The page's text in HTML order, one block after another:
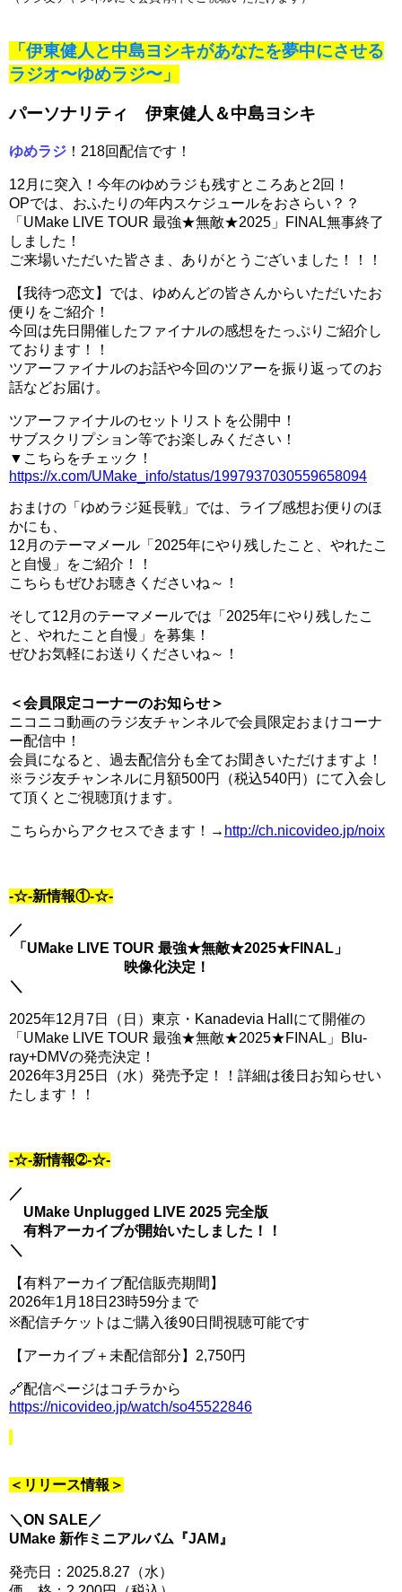
「伊東健人と中島ヨシキがあなたを夢中にさせる
ラジオ〜ゆめラジ〜」
パーソナリティ 伊東健人＆中島ヨシキ
ゆめラジ ！218回配信です！
12月に突入！今年のゆめラジも残すところあと2回！
OPでは、おふたりの年内スケジュールをおさらい？？
「UMake LIVE TOUR 最強★無敵★2025」FINAL無事終了
しました！
ご来場いただいた皆さま、ありがとうございました！！！
【我待つ恋文】では、ゆめんどの皆さんからいただいたお
便りをご紹介！
今回は先日開催したファイナルの感想をたっぷりご紹介し
ております！！
ツアーファイナルのお話や今回のツアーを振り返ってのお
話などお届け。
ツアーファイナルのセットリストを公開中！
サブスクリプション等でお楽しみください！
▼こちらをチェック！
https://x.com/UMake_info/status/1997937030559658094
おまけの「ゆめラジ延長戦」では、ライブ感想お便りのほ
かにも、
12月のテーマメール「2025年にやり残したこと、やれたこ
と自慢」をご紹介！！
こちらもぜひお聴きくださいね～！
そして12月のテーマメールでは「2025年にやり残したこ
と、やれたこと自慢」を募集！
ぜひお気軽にお送りくださいね～！
＜会員限定コーナーのお知らせ＞
ニコニコ動画のラジ友チャンネルで会員限定おまけコーナ
ー配信中！
会員になると、過去配信分も全てお聞きいただけますよ！
※ラジ友チャンネルに月額500円（税込540円）にて入会し
て頂くとご視聴頂けます。
こちらからアクセスできます！→ http://ch.nicovideo.jp/noix
-☆-新情報①-☆-
／
「UMake LIVE TOUR 最強★無敵★2025★FINAL」
映像化決定！
＼
2025年12月7日（日）東京・Kanadevia Hallにて開催の
「UMake LIVE TOUR 最強★無敵★2025★FINAL」Blu-
ray+DMVの発売決定！
2026年3月25日（水）発売予定！！詳細は後日お知らせい
たします！！
-☆-新情報➁-☆-
／
UMake Unplugged LIVE 2025 完全版
有料アーカイブが開始いたしました！！
＼
【有料アーカイブ配信販売期間】
2026年1月18日23時59分まで
※配信チケットはご購入後90日間視聴可能です
【アーカイブ＋未配信部分】2,750円
🔗配信ページはコチラから
https://nicovideo.jp/watch/so45522846
＜リリース情報＞
＼ON SALE／
UMake 新作ミニアルバム『JAM』
発売日：2025.8.27（水）